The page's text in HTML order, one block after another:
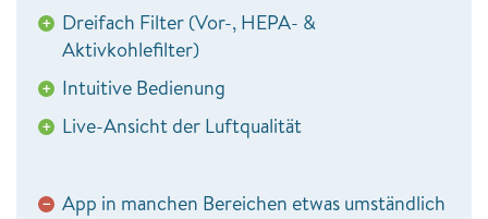
+ Dreifach Filter (Vor-, HEPA- &
Aktivkohlefilter)
+ Intuitive Bedienung
+ Live-Ansicht der Luftqualität
− App in manchen Bereichen etwas umständlich